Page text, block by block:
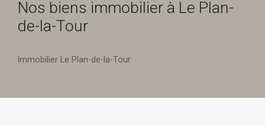
Nos biens immobilier à Le Plan-
de-la-Tour
Immobilier Le Plan-de-la-Tour